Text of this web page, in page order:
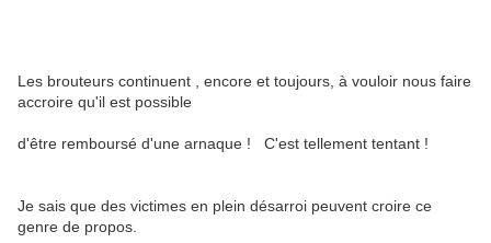
Les brouteurs continuent , encore et toujours, à vouloir nous faire
accroire qu'il est possible
d'être remboursé d'une arnaque ! C'est tellement tentant !
Je sais que des victimes en plein désarroi peuvent croire ce
genre de propos.